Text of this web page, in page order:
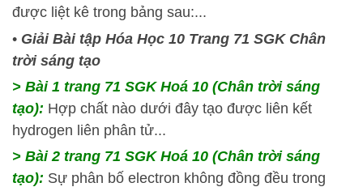
được liệt kê trong bảng sau:...
• Giải Bài tập Hóa Học 10 Trang 71 SGK Chân
trời sáng tạo
> Bài 1 trang 71 SGK Hoá 10 (Chân trời sáng
tạo): Hợp chất nào dưới đây tạo được liên kết
hydrogen liên phân tử...
> Bài 2 trang 71 SGK Hoá 10 (Chân trời sáng
tạo): Sự phân bố electron không đồng đều trong